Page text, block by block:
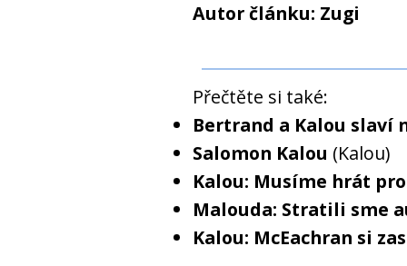
Autor článku: Zugi
Přečtěte si také:
Bertrand a Kalou slaví
Salomon Kalou (Kalou)
Kalou: Musíme hrát
Malouda: Stratili sme
Kalou: McEachran si